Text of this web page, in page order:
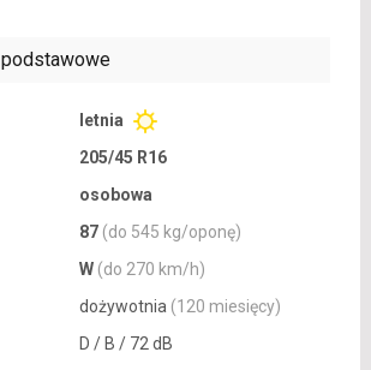
podstawowe
letnia
205/45 R16
osobowa
87 (do 545 kg/oponę)
W (do 270 km/h)
dożywotnia (120 miesięcy)
D / B / 72 dB